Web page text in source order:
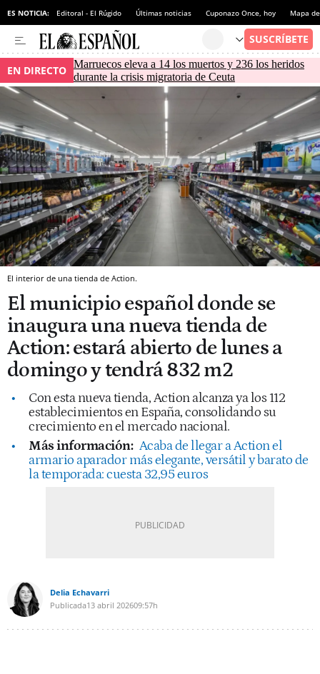
ES NOTICIA: Editoral - El Rúgido Últimas noticias Cuponazo Once, hoy Mapa
EN DIRECTO Marruecos eleva a 14 los muertos y 236 los heridos
durante la crisis migratoria de Ceuta
El interior de una tienda de Action.
El municipio español donde se
inaugura una nueva tienda de
Action: estará abierto de lunes a
domingo y tendrá 832 m2
Con esta nueva tienda, Action alcanza ya los 112
establecimientos en España, consolidando su
crecimiento en el mercado nacional.
Más información: Acaba de llegar a Action el
armario aparador más elegante, versátil y barato de
la temporada: cuesta 32,95 euros
Delia Echavarri
Publicada13 abril 202609:57h